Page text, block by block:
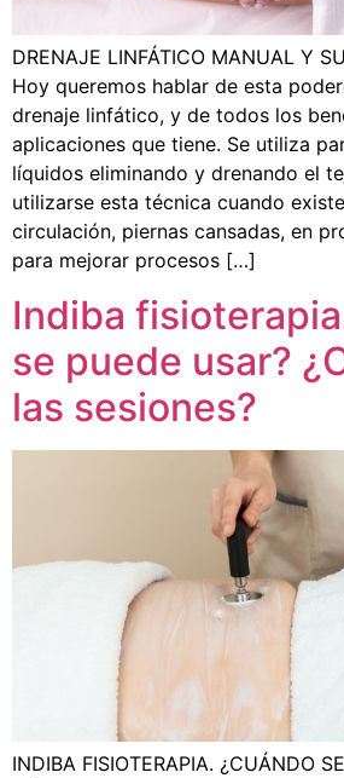
DRENAJE LINFÁTICO MANUAL Y
Hoy queremos hablar de esta
drenaje linfático, y de todos los
aplicaciones que tiene. Se utiliza
líquidos eliminando y drenando el
utilizarse esta técnica cuando
circulación, piernas cansadas, en
para mejorar procesos […]
Indiba
se puede usar?
las sesiones?
INDIBA FISIOTERAPIA. ¿CUÁNDO